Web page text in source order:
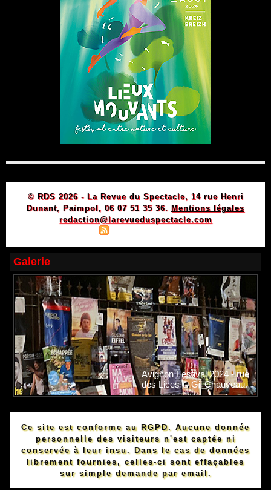
© RDS 2026 - La Revue du Spectacle, 14 rue Henri
Dunant, Paimpol, 06 07 51 35 36. Mentions légales
redaction@larevueduspectacle.com
Galerie
Avignon Festival 2024 - rue
des Lices © Gil Chauveau.
Ce site est conforme au RGPD. Aucune donnée
personnelle des visiteurs n'est captée ni
conservée à leur insu. Dans le cas de données
librement fournies, celles-ci sont effaçables
sur simple demande par email.